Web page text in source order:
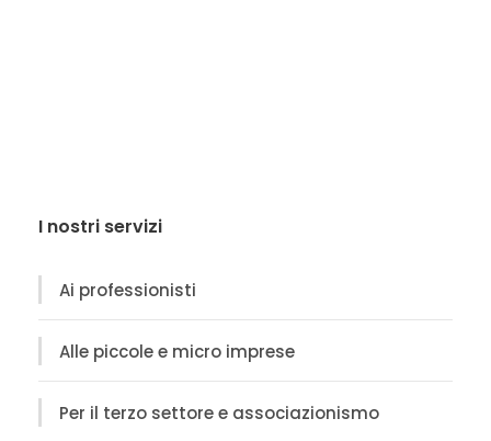
I nostri servizi
Ai professionisti
Alle piccole e micro imprese
Per il terzo settore e associazionismo